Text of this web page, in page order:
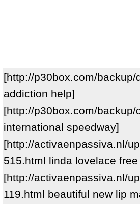
[http://p30box.com/
addiction help]
[http://p30box.com/
international speedway]
[http://activaenpassiva.nl/
515.html linda lovelace
[http://activaenpassiva.nl/
119.html beautiful new lip